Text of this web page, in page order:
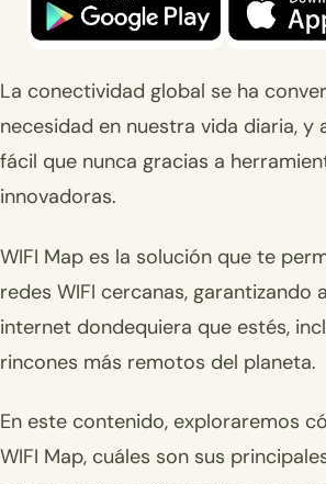
La conectividad global se ha
necesidad en nuestra vida diaria, y
fácil que nunca gracias a
innovadoras.
WIFI Map es la solución que te
redes WIFI cercanas, garantizando
internet dondequiera que estés,
rincones más remotos del planeta.
En este contenido, exploraremos
WIFI Map, cuáles son sus